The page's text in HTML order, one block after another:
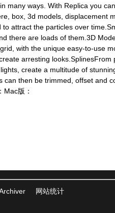
many ways. With Replica you
box, 3d models, displacement
attract the particles over
there are loads of them.3D
with the unique easy-to-use
arresting looks.SplinesFrom
create a multitude of
then be trimmed, offset and
版：
网站统计